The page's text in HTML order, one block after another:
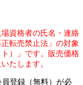
資格者の氏名・連絡
転売禁止法」の対象
）」です。販売価格
たします。
登録（無料）が必